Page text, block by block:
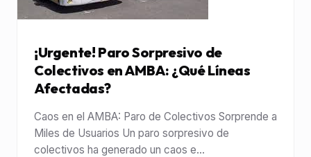
¡Urgente! Paro Sorpresivo de
Colectivos en AMBA: ¿Qué Líneas
Afectadas?
Caos en el AMBA: Paro de Colectivos Sorprende a
Miles de Usuarios Un paro sorpresivo de
colectivos ha generado un caos e...